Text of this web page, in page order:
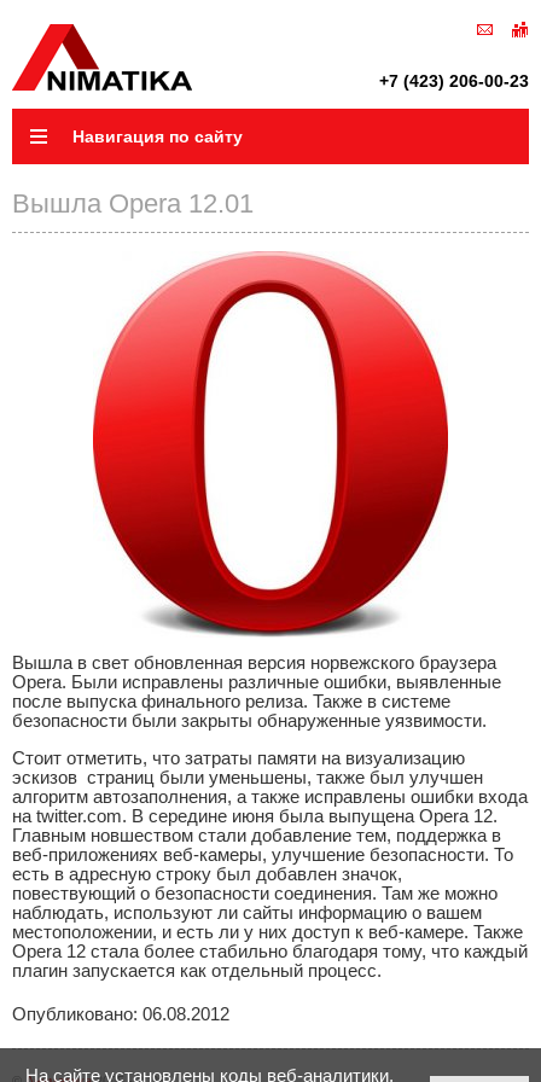
+7 (423) 206-00-23
Навигация по сайту
Вышла Opera 12.01
Вышла в свет обновленная версия норвежского браузера
Opera. Были исправлены различные ошибки, выявленные
после выпуска финального релиза. Также в системе
безопасности были закрыты обнаруженные уязвимости.
Стоит отметить, что затраты памяти на визуализацию
эскизов страниц были уменьшены, также был улучшен
алгоритм автозаполнения, а также исправлены ошибки входа
на twitter.com. В середине июня была выпущена Opera 12.
Главным новшеством стали добавление тем, поддержка в
веб-приложениях веб-камеры, улучшение безопасности. То
есть в адресную строку был добавлен значок,
повествующий о безопасности соединения. Там же можно
наблюдать, используют ли сайты информацию о вашем
местоположении, и есть ли у них доступ к веб-камере. Также
Opera 12 стала более стабильно благодаря тому, что каждый
плагин запускается как отдельный процесс.
Опубликовано: 06.08.2012
На сайте установлены коды веб-аналитики,